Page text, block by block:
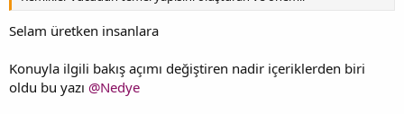
Selam üretken insanlara
Konuyla ilgili bakış açımı değiştiren nadir içeriklerden biri
oldu bu yazı @Nedye